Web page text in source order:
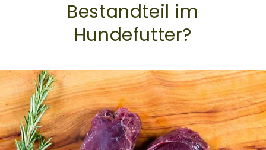
Bestandteil im
Hundefutter?